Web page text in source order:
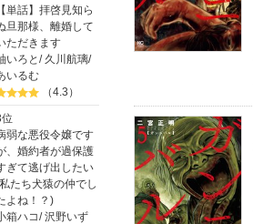
【単話】拝啓見知ら
旦那様、離婚して
ただきます
いろと / 久川航璃/
いるむ
（4.3）
弱な悪役令嬢です
、婚約者が過保護
ぎて逃げ出したい
たち犬猿の仲でし
よね！？)
箱ハコ/沢野いず